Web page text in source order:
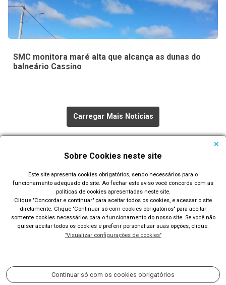
SMC monitora maré alta que alcança as dunas do
balneário Cassino
Carregar Mais Notícias
Sobre Cookies neste site
Este site apresenta cookies obrigatórios, sendo necessários para o
funcionamento adequado do site. Ao fechar este aviso você concorda com as
políticas de cookies apresentadas neste site.
Clique "Concordar e continuar" para aceitar todos os cookies, e acessar o site
diretamente. Clique "Continuar só com cookies obrigatórios" para aceitar
somente cookies necessários para o funcionamento do nosso site. Se você não
quiser aceitar todos os cookies e preferir personalizar suas opções, clique.
"Visualizar configurações de cookies"
Continuar só com os cookies obrigatórios
Prefeitura Municipal de Rio Grande
Largo Engenheiro João Fernandes Moreira - Centro - Rio